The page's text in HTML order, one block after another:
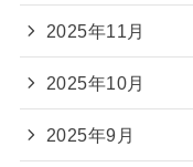
2025年11月
2025年10月
2025年9月